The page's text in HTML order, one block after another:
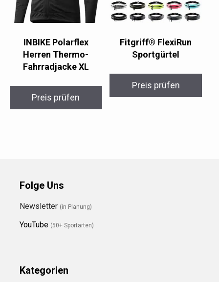
INBIKE Polarflex
Herren Thermo-
Fahrradjacke XL
Preis prüfen
Fitgriff® FlexiRun
Sportgürtel
Preis prüfen
Folge Uns
Newsletter (in Planung)
YouTube (50+ Sportarten)
Kategorien